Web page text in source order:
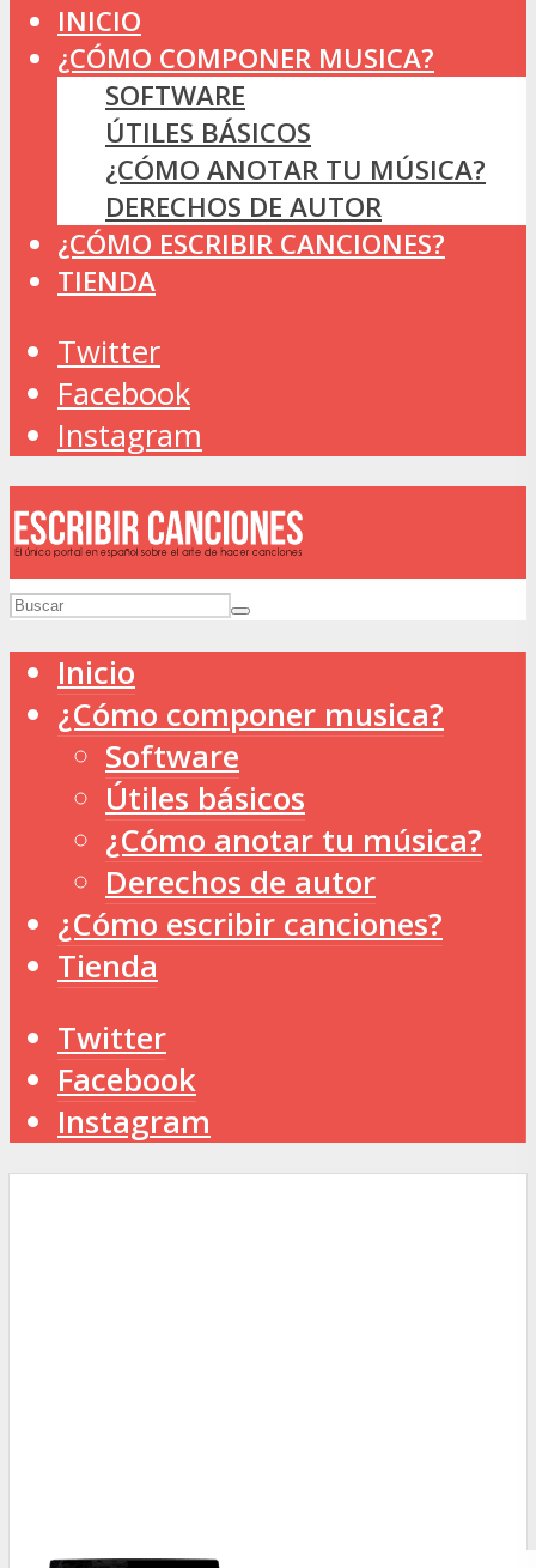
INICIO
¿CÓMO COMPONER MUSICA?
SOFTWARE
ÚTILES BÁSICOS
¿CÓMO ANOTAR TU MÚSICA?
DERECHOS DE AUTOR
¿CÓMO ESCRIBIR CANCIONES?
TIENDA
Twitter
Facebook
Instagram
Inicio
¿Cómo componer musica?
Software
Útiles básicos
¿Cómo anotar tu música?
Derechos de autor
¿Cómo escribir canciones?
Tienda
Twitter
Facebook
Instagram